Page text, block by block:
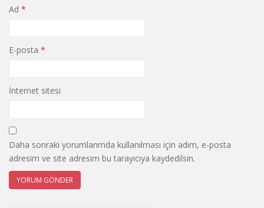
Ad *
E-posta *
İnternet sitesi
Daha sonraki yorumlarımda kullanılması için adım, e-posta
adresim ve site adresim bu tarayıcıya kaydedilsin.